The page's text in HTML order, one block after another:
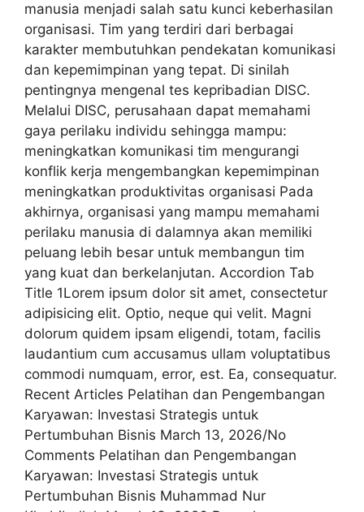
manusia menjadi salah satu kunci keberhasilan
organisasi. Tim yang terdiri dari berbagai
karakter membutuhkan pendekatan komunikasi
dan kepemimpinan yang tepat. Di sinilah
pentingnya mengenal tes kepribadian DISC.
Melalui DISC, perusahaan dapat memahami
gaya perilaku individu sehingga mampu:
meningkatkan komunikasi tim mengurangi
konflik kerja mengembangkan kepemimpinan
meningkatkan produktivitas organisasi Pada
akhirnya, organisasi yang mampu memahami
perilaku manusia di dalamnya akan memiliki
peluang lebih besar untuk membangun tim
yang kuat dan berkelanjutan. Accordion Tab
Title 1Lorem ipsum dolor sit amet, consectetur
adipisicing elit. Optio, neque qui velit. Magni
dolorum quidem ipsam eligendi, totam, facilis
laudantium cum accusamus ullam voluptatibus
commodi numquam, error, est. Ea, consequatur.
Recent Articles Pelatihan dan Pengembangan
Karyawan: Investasi Strategis untuk
Pertumbuhan Bisnis March 13, 2026/No
Comments Pelatihan dan Pengembangan
Karyawan: Investasi Strategis untuk
Pertumbuhan Bisnis Muhammad Nur